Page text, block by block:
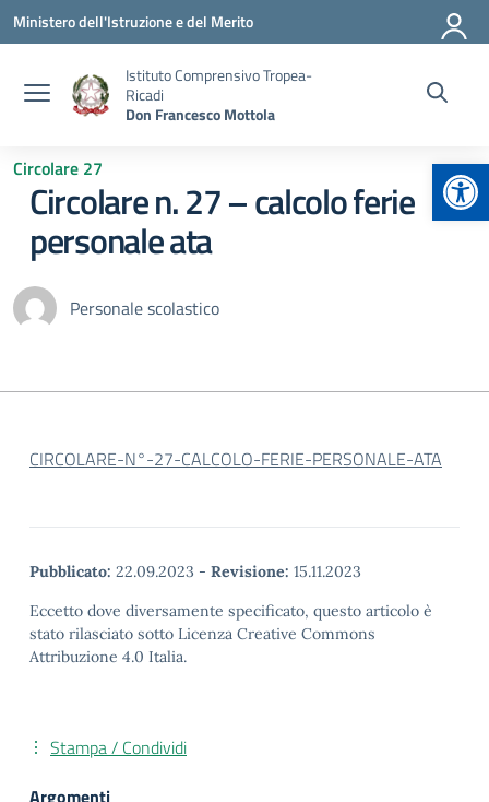
Vai ai contenuti
Vai al menu di navigazione
Vai al footer
Ministero dell'Istruzione e del Merito
Istituto Comprensivo Tropea-
Ricadi
Don Francesco Mottola
Circolare 27
Circolare n. 27 – calcolo ferie
personale ata
Personale scolastico
CIRCOLARE-N°-27-CALCOLO-FERIE-PERSONALE-ATA
Pubblicato: 22.09.2023 - Revisione: 15.11.2023
Eccetto dove diversamente specificato, questo articolo è
stato rilasciato sotto Licenza Creative Commons
Attribuzione 4.0 Italia.
Stampa / Condividi
Argomenti